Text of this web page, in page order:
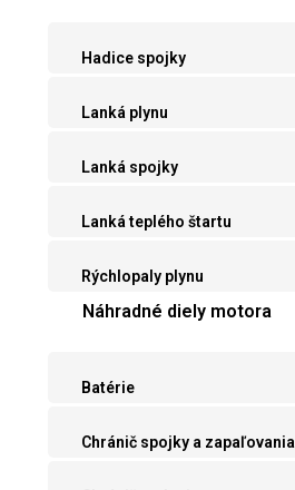
Hadice spojky
Lanká plynu
Lanká spojky
Lanká teplého štartu
Rýchlopaly plynu
Náhradné diely motora
Batérie
Chránič spojky a zapaľovania